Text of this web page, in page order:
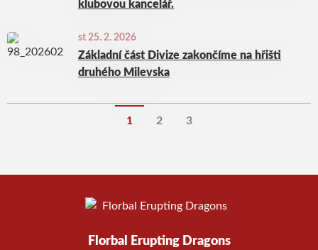
klubovou kancelář.
st 25. 2. 2026
Základní část Divize zakončíme na hřišti
druhého Milevska
1 2 3
Florbal Erupting Dragons